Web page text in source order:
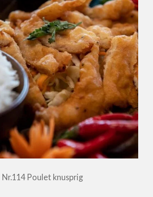
Nr.114 Poulet knusprig